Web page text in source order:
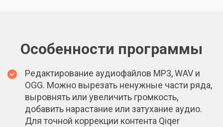
Особенности программы
Редактирование аудиофайлов MP3, WAV и
OGG. Можно вырезать ненужные части ряда,
выровнять или увеличить громкость,
добавить нарастание или затухание аудио.
Для точной коррекции контента Qiqer